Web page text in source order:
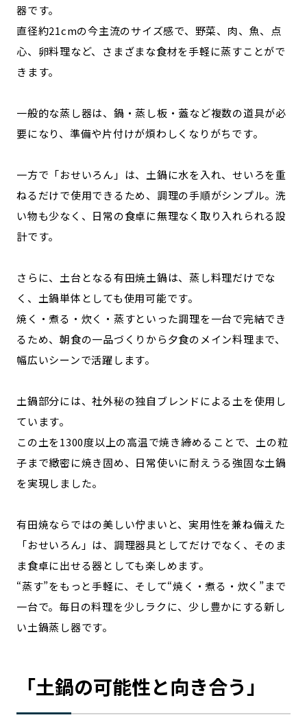
器です。
直径約21cmの今主流のサイズ感で、野菜、肉、魚、点
心、卵料理など、さまざまな食材を手軽に蒸すことがで
きます。
一般的な蒸し器は、鍋・蒸し板・蓋など複数の道具が必
要になり、準備や片付けが煩わしくなりがちです。
一方で「おせいろん」は、土鍋に水を入れ、せいろを重
ねるだけで使用できるため、調理の手順がシンプル。洗
い物も少なく、日常の食卓に無理なく取り入れられる設
計です。
さらに、土台となる有田焼土鍋は、蒸し料理だけでな
く、土鍋単体としても使用可能です。
焼く・煮る・炊く・蒸すといった調理を一台で完結でき
るため、朝食の一品づくりから夕食のメイン料理まで、
幅広いシーンで活躍します。
土鍋部分には、社外秘の独自ブレンドによる土を使用し
ています。
この土を1300度以上の高温で焼き締めることで、土の粒
子まで緻密に焼き固め、日常使いに耐えうる強固な土鍋
を実現しました。
有田焼ならではの美しい佇まいと、実用性を兼ね備えた
「おせいろん」は、調理器具としてだけでなく、そのま
ま食卓に出せる器としても楽しめます。
“蒸す”をもっと手軽に、そして“焼く・煮る・炊く”まで
一台で。毎日の料理を少しラクに、少し豊かにする新し
い土鍋蒸し器です。
「土鍋の可能性と向き合う」